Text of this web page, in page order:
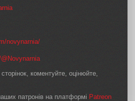
novynarnia/
коментуйте, оцінюйте,
патронів на платформі Patreon